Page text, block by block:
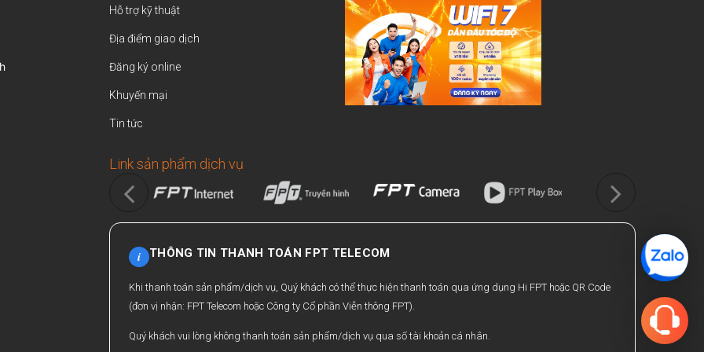
Hỗ trợ kỹ thuật
Địa điểm giao dịch
Đăng ký online
Khuyến mại
Tin tức
Link sản phẩm dịch vụ
i THÔNG TIN THANH TOÁN FPT TELECOM
Khi thanh toán sản phẩm/dịch vụ, Quý khách có thể thực hiện thanh toán qua ứng dụng Hi FPT hoặc QR Code
(đơn vị nhận: FPT Telecom hoặc Công ty Cổ phần Viễn thông FPT).
Quý khách vui lòng không thanh toán sản phẩm/dịch vụ qua số tài khoản cá nhân.